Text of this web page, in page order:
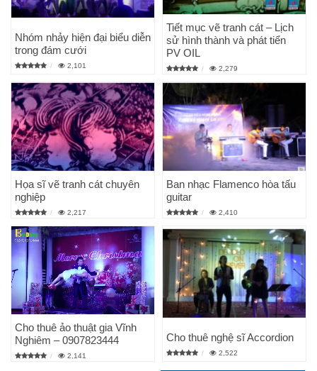
Nhóm nhảy hiện đại biểu diễn
trong đám cưới
2,101
Tiết mục vẽ tranh cát – Lịch
sử hình thành và phát tiển
PV OIL
2,279
Họa sĩ vẽ tranh cát chuyên
nghiệp
2,217
Ban nhạc Flamenco hòa tấu
guitar
2,410
Cho thuê ảo thuật gia Vĩnh
Nghiêm – 0907823444
2,141
Cho thuê nghệ sĩ Accordion
2,522